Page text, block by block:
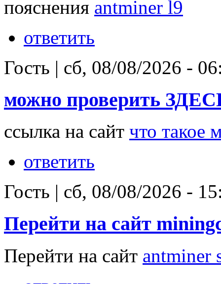
пояснения antminer l9
ответить
Гость | сб, 08/08/2026 -
можно проверить
ссылка на сайт что такое
ответить
Гость | сб, 08/08/2026 -
Перейти на сайт
Перейти на сайт antminer